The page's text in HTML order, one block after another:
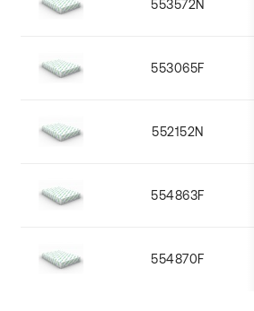
553572N
553065F
552152N
554863F
554870F